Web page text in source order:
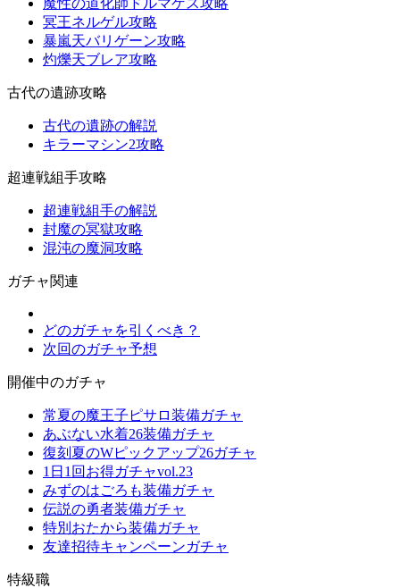
魔性の道化師ドルマゲス攻略
冥王ネルゲル攻略
暴嵐天バリゲーン攻略
灼爍天ブレア攻略
古代の遺跡攻略
古代の遺跡の解説
キラーマシン2攻略
超連戦組手攻略
超連戦組手の解説
封魔の冥獄攻略
混沌の魔洞攻略
ガチャ関連
どのガチャを引くべき？
次回のガチャ予想
開催中のガチャ
常夏の魔王子ピサロ装備ガチャ
あぶない水着26装備ガチャ
復刻夏のWピックアップ26ガチャ
1日1回お得ガチャvol.23
みずのはごろも装備ガチャ
伝説の勇者装備ガチャ
特別おたから装備ガチャ
友達招待キャンペーンガチャ
特級職